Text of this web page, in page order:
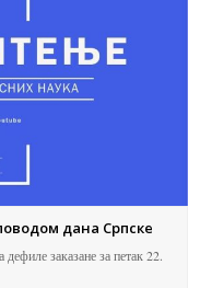
дана Српске
заказане за петак 22.